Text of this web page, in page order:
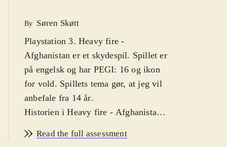
By Søren Skøtt
Playstation 3. Heavy fire -
Afghanistan er et skydespil. Spillet er
på engelsk og har PEGI: 16 og ikon
for vold. Spillets tema gør, at jeg vil
anbefale fra 14 år.
Historien i Heavy fire - Afghanistan
er man taget til Afghanistan for at
Read the full assessment